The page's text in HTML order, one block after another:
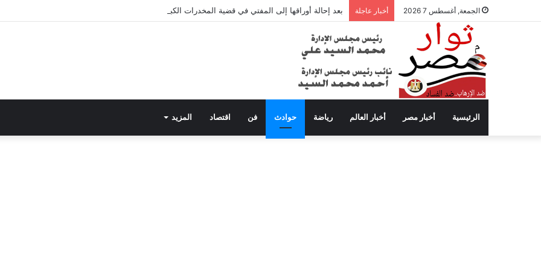
الجمعة, أغسطس 7 2026 أخبار عاجلة بعد إحالة أوراقها إلى المفتي في قضية المخدرات الكبرى.. من هي سارة خليفة؟
الرئيسية أخبار مصر أخبار العالم رياضة حوادث فن اقتصاد المزيد